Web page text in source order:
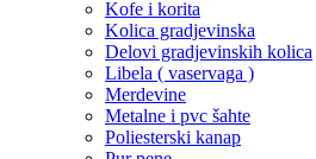
Kofe i korita
Kolica gradjevinska
Delovi gradjevinskih kolica
Libela ( vaservaga )
Merdevine
Metalne i pvc šahte
Poliesterski kanap